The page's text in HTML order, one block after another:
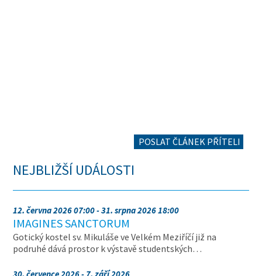
POSLAT ČLÁNEK PŘÍTELI
NEJBLIŽŠÍ UDÁLOSTI
12. června 2026 07:00 - 31. srpna 2026 18:00
IMAGINES SANCTORUM
Gotický kostel sv. Mikuláše ve Velkém Meziříčí již na
podruhé dává prostor k výstavě studentských…